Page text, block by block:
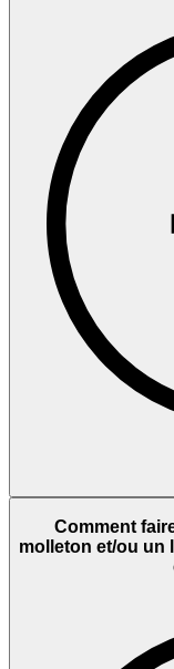
Comment
molleton et/ou un